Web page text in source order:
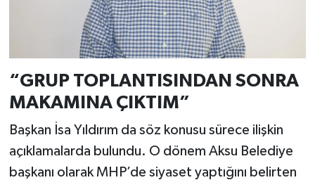
“GRUP TOPLANTISINDAN SONRA
MAKAMINA ÇIKTIM”
Başkan İsa Yıldırım da söz konusu sürece ilişkin
açıklamalarda bulundu. O dönem Aksu Belediye
başkanı olarak MHP’de siyaset yaptığını belirten